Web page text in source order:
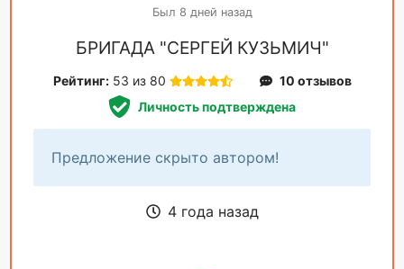
Был 8 дней назад
БРИГАДА "СЕРГЕЙ КУЗЬМИЧ"
Рейтинг: 53 из 80
10 отзывов
Личность подтверждена
Предложение скрыто автором!
4 года назад